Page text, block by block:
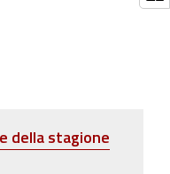
della stagione